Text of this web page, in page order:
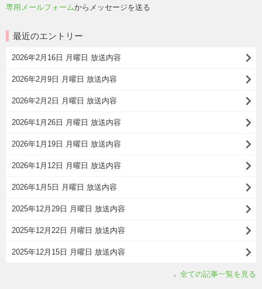
専用メールフォームからメッセージを送る
最近のエントリー
2026年2月16日 月曜日 放送内容
2026年2月9日 月曜日 放送内容
2026年2月2日 月曜日 放送内容
2026年1月26日 月曜日 放送内容
2026年1月19日 月曜日 放送内容
2026年1月12日 月曜日 放送内容
2026年1月5日 月曜日 放送内容
2025年12月29日 月曜日 放送内容
2025年12月22日 月曜日 放送内容
2025年12月15日 月曜日 放送内容
全ての記事一覧を見る